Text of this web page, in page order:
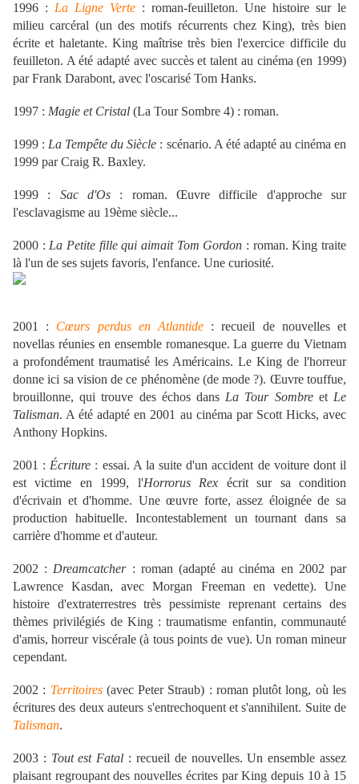
1996 : La Ligne Verte : roman-feuilleton. Une histoire sur le
milieu carcéral (un des motifs récurrents chez King), très bien
écrite et haletante. King maîtrise très bien l'exercice difficile du
feuilleton. A été adapté avec succès et talent au cinéma (en 1999)
par Frank Darabont, avec l'oscarisé Tom Hanks.
1997 : Magie et Cristal (La Tour Sombre 4) : roman.
1999 : La Tempête du Siècle : scénario. A été adapté au cinéma en
1999 par Craig R. Baxley.
1999 : Sac d'Os : roman. Œuvre difficile d'approche sur
l'esclavagisme au 19ème siècle...
2000 : La Petite fille qui aimait Tom Gordon : roman. King traite
là l'un de ses sujets favoris, l'enfance. Une curiosité.
2001 : Cœurs perdus en Atlantide : recueil de nouvelles et
novellas réunies en ensemble romanesque. La guerre du Vietnam
a profondément traumatisé les Américains. Le King de l'horreur
donne ici sa vision de ce phénomène (de mode ?). Œuvre touffue,
brouillonne, qui trouve des échos dans La Tour Sombreet Le
Talisman. A été adapté en 2001 au cinéma par Scott Hicks, avec
Anthony Hopkins.
2001 : Écriture : essai. A la suite d'un accident de voiture dont il
est victime en 1999, l'Horrorus Rex écrit sur sa condition
d'écrivain et d'homme. Une œuvre forte, assez éloignée de sa
production habituelle. Incontestablement un tournant dans sa
carrière d'homme et d'auteur.
2002 : Dreamcatcher: roman (adapté au cinéma en 2002 par
Lawrence Kasdan, avec Morgan Freeman en vedette). Une
histoire d'extraterrestres très pessimiste reprenant certains des
thèmes privilégiés de King : traumatisme enfantin, communauté
d'amis, horreur viscérale (à tous points de vue). Un roman mineur
cependant.
2002 : Territoires(avec Peter Straub) : roman plutôt long, où les
écritures des deux auteurs s'entrechoquent et s'annihilent. Suite de
Talisman.
2003 : Tout est Fatal : recueil de nouvelles. Un ensemble assez
plaisant regroupant des nouvelles écrites par King depuis 10 à 15